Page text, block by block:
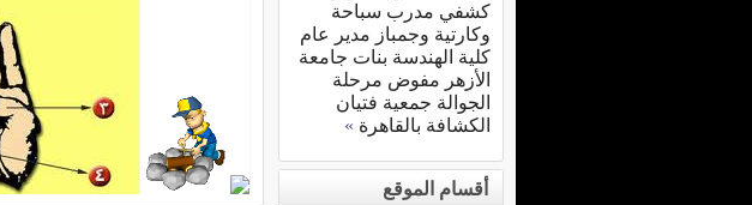
كشفي مدرب سباحة
وكارتية وجمباز مدير عام
كلية الهندسة بنات جامعة
الأزهر مفوض مرحلة
الجوالة جمعية فتيان
الكشافة بالقاهرة »
أقسام الموقع